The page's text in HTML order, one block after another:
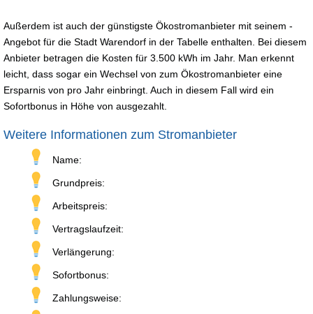
Außerdem ist auch der günstigste Ökostromanbieter mit seinem -
Angebot für die Stadt Warendorf in der Tabelle enthalten. Bei diesem
Anbieter betragen die Kosten für 3.500 kWh im Jahr. Man erkennt
leicht, dass sogar ein Wechsel von zum Ökostromanbieter eine
Ersparnis von pro Jahr einbringt. Auch in diesem Fall wird ein
Sofortbonus in Höhe von ausgezahlt.
Weitere Informationen zum Stromanbieter
Name:
Grundpreis:
Arbeitspreis:
Vertragslaufzeit:
Verlängerung:
Sofortbonus:
Zahlungsweise: